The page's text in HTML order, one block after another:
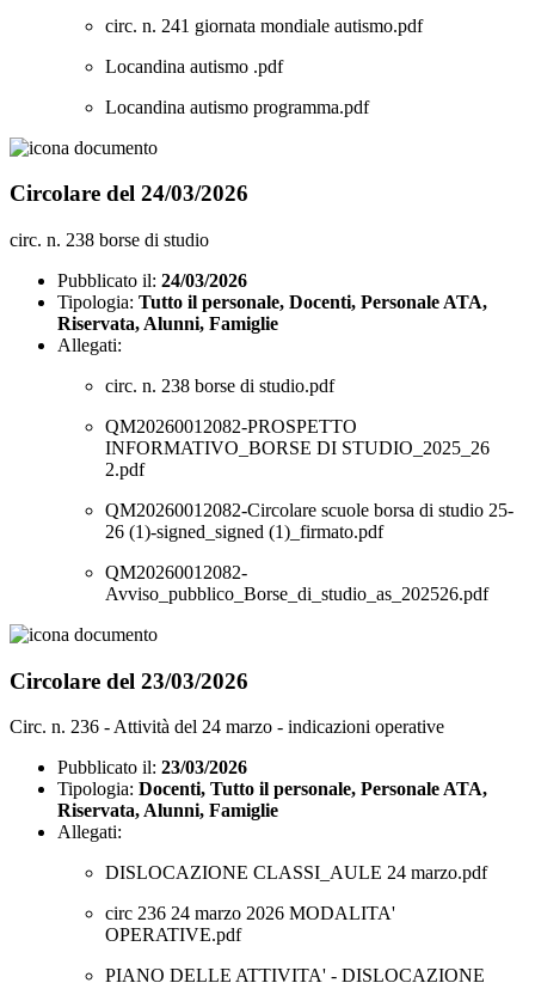
circ. n. 241 giornata mondiale autismo.pdf
Locandina autismo .pdf
Locandina autismo programma.pdf
Circolare del 24/03/2026
circ. n. 238 borse di studio
Pubblicato il: 24/03/2026
Tipologia: Tutto il personale, Docenti, Personale ATA,
Riservata, Alunni, Famiglie
Allegati:
circ. n. 238 borse di studio.pdf
QM20260012082-PROSPETTO
INFORMATIVO_BORSE DI STUDIO_2025_26
2.pdf
QM20260012082-Circolare scuole borsa di studio 25-
26 (1)-signed_signed (1)_firmato.pdf
QM20260012082-
Avviso_pubblico_Borse_di_studio_as_202526.pdf
Circolare del 23/03/2026
Circ. n. 236 - Attività del 24 marzo - indicazioni operative
Pubblicato il: 23/03/2026
Tipologia: Docenti, Tutto il personale, Personale ATA,
Riservata, Alunni, Famiglie
Allegati:
DISLOCAZIONE CLASSI_AULE 24 marzo.pdf
circ 236 24 marzo 2026 MODALITA'
OPERATIVE.pdf
PIANO DELLE ATTIVITA' - DISLOCAZIONE